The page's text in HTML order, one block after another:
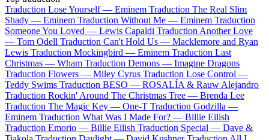
Traduction Lose Yourself — Eminem Traduction The Real Slim
Shady — Eminem Traduction Without Me — Eminem Traduction
Someone You Loved — Lewis Capaldi Traduction Another Love
— Tom Odell Traduction Can't Hold Us — Macklemore and Ryan
Lewis Traduction Mockingbird — Eminem Traduction Last
Christmas — Wham Traduction Demons — Imagine Dragons
Traduction Flowers — Miley Cyrus Traduction Lose Control —
Teddy Swims Traduction BESO — ROSALÍA & Rauw Alejandro
Traduction Rockin' Around The Christmas Tree — Brenda Lee
Traduction The Magic Key — One-T Traduction Godzilla —
Eminem Traduction What Was I Made For? — Billie Eilish
Traduction Emorio — Billie Eilish Traduction Special — Dave &